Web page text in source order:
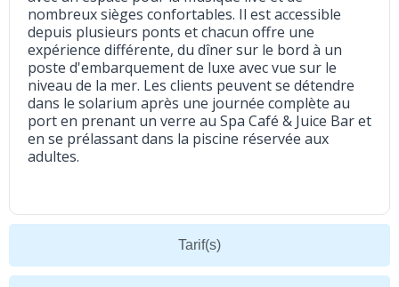
Tarif(s)
nombreux sièges confortables. Il est accessible
depuis plusieurs ponts et chacun offre une
expérience différente, du dîner sur le bord à un
poste d'embarquement de luxe avec vue sur le
niveau de la mer. Les clients peuvent se détendre
dans le solarium après une journée complète au
port en prenant un verre au Spa Café & Juice Bar et
en se prélassant dans la piscine réservée aux
adultes.